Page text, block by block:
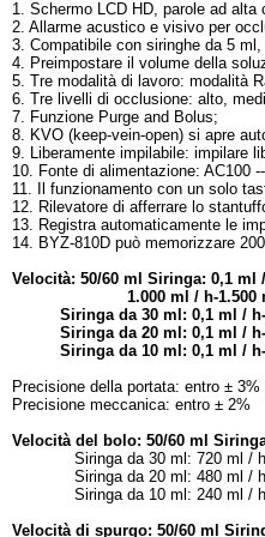
1. Schermo LCD HD, parole ad
2. Allarme acustico e visivo per
3. Compatibile con siringhe da 5
4. Preimpostare il volume della
5. Tre modalità di lavoro: modalità
6. Tre livelli di occlusione: alto,
7. Funzione Purge and Bolus;
8. KVO (keep-vein-open) si apre
9. Liberamente impilabile: impilare
10. Fonte di alimentazione: AC100
11. Il funzionamento con un solo
12. Rilevatore di afferrare lo
13. Registra automaticamente le
14. BYZ-810D può memorizzare
Velocità: 50/60 ml Siringa: 0,1
1.000 ml / h-1.500 ml /
Siringa da 30 ml: 0,1 ml / h-
Siringa da 20 ml: 0,1 ml / h-
Siringa da 10 ml: 0,1 ml / h-
Precisione della portata: entro ±
Precisione meccanica: entro ± 2%
Velocità del bolo: 50/60 ml
Siringa da 30 ml: 720 ml / h
Siringa da 20 ml: 480 ml / h
Siringa da 10 ml: 240 ml / h
Velocità di spurgo: 50/60 ml